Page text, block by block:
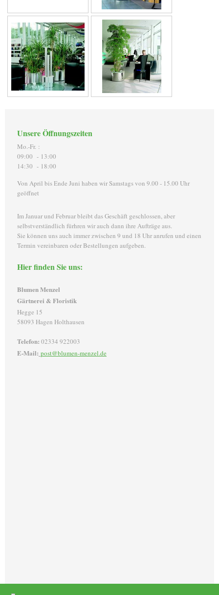
Unsere Öffnungszeiten
Mo.-Fr. :
09:00 - 13:00
14:30 - 18:00
Von April bis Ende Juni haben wir Samstags von 9.00 - 15.00 Uhr
geöffnet
Im Januar und Februar bleibt das Geschäft geschlossen, aber
selbstverständlich fürhren wir auch dann ihre Aufträge aus.
Sie können uns auch immer zwischen 9 und 18 Uhr anrufen und einen
Termin vereinbaren oder Bestellungen aufgeben.
Hier finden Sie uns:
Blumen Menzel
Gärtnerei & Floristik
Hegge 15
58093 Hagen Holthausen
Telefon: 02334 922003
E-Mail: post@blumen-menzel.de